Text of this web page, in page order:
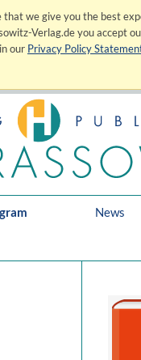
that we give you the best
Verlag.de you accept
our Privacy Policy
News